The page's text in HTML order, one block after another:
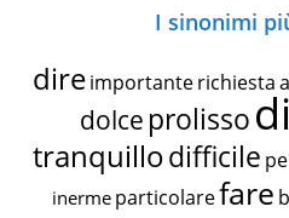
I sinonimi
dire importante richiesta
dolce prolisso
tranquillodifficile
inerme particolarefare